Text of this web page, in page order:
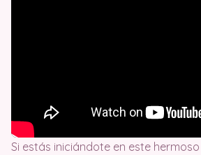
Si estás iniciándote en este